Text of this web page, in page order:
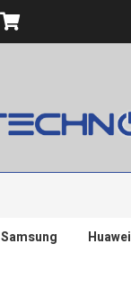
Samsung Huawei